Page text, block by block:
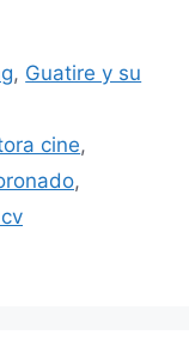
, Guatire y su
cine,
,